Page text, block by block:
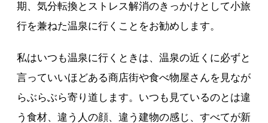
期、気分転換とストレス解消のきっかけとして小旅
行を兼ねた温泉に行くことをお勧めします。
私はいつも温泉に行くときは、温泉の近くに必ずと
言っていいほどある商店街や食べ物屋さんを見なが
らぶらぶら寄り道します。いつも見ているのとは違
う食材、違う人の顔、違う建物の感じ、すべてが新